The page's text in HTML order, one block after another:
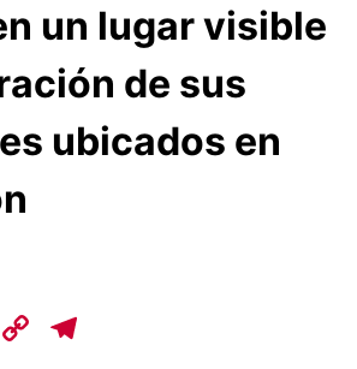
un lugar visible
de sus
ubicados en
W C